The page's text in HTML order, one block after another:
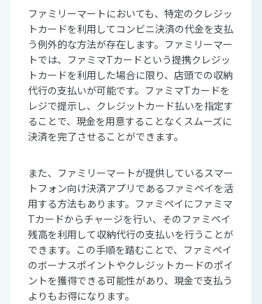
ファミリーマートにおいても、特定のクレジッ
トカードを利用してコンビニ決済の代金を支払
う例外的な方法が存在します。ファミリーマー
トでは、ファミマTカードという提携クレジッ
トカードを利用した場合に限り、店頭での収納
代行の支払いが可能です。ファミマTカードを
レジで提示し、クレジットカード払いを指定す
ることで、現金を用意することなくスムーズに
決済を完了させることができます。
また、ファミリーマートが提供しているスマー
トフォン向け決済アプリであるファミペイを活
用する方法もあります。ファミペイにファミマ
Tカードからチャージを行い、そのファミペイ
残高を利用して収納代行の支払いを行うことが
できます。この手順を踏むことで、ファミペイ
のボーナスポイントやクレジットカードのポイ
ントを獲得できる可能性があり、現金で支払う
よりもお得になります。